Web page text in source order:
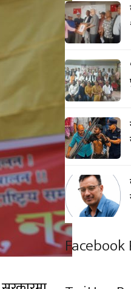
Facebook